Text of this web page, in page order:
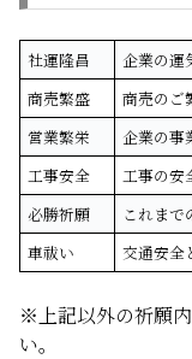
社運隆昌
企業の運
商売繁盛
商売のご
営業繁栄
企業の事
工事安全
工事の安
必勝祈願
これまで
車祓い
交通安全
※上記以外の祈願
い。